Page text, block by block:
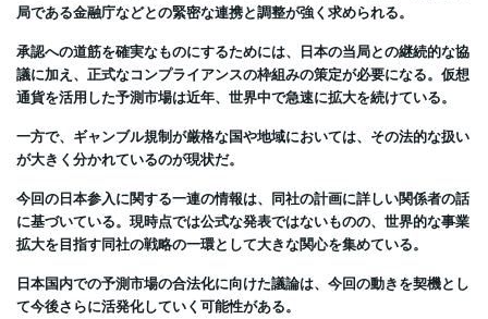
局である金融庁などとの緊密な連携と調整が強く求められる。
承認への道筋を確実なものにするためには、日本の当局との継続的な協
議に加え、正式なコンプライアンスの枠組みの策定が必要になる。仮想
通貨を活用した予測市場は近年、世界中で急速に拡大を続けている。
一方で、ギャンブル規制が厳格な国や地域においては、その法的な扱い
が大きく分かれているのが現状だ。
今回の日本参入に関する一連の情報は、同社の計画に詳しい関係者の話
に基づいている。現時点では公式な発表ではないものの、世界的な事業
拡大を目指す同社の戦略の一環として大きな関心を集めている。
日本国内での予測市場の合法化に向けた議論は、今回の動きを契機とし
て今後さらに活発化していく可能性がある。